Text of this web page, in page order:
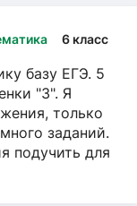
6 класс
базу ЕГЭ. 5
"3". Я
только
заданий.
подучить для